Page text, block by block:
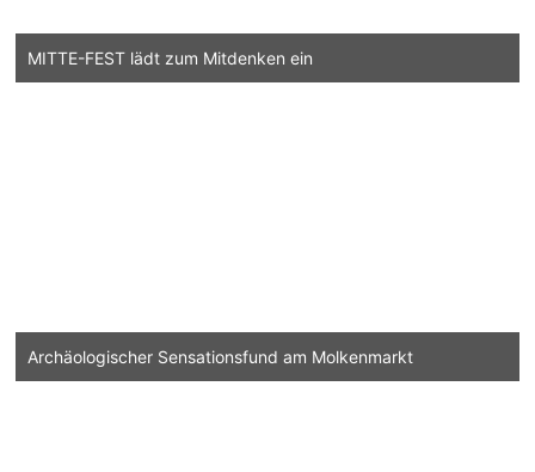
MITTE-FEST lädt zum Mitdenken ein
Archäologischer Sensationsfund am Molkenmarkt